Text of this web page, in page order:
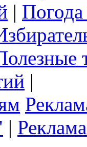
|
|
|